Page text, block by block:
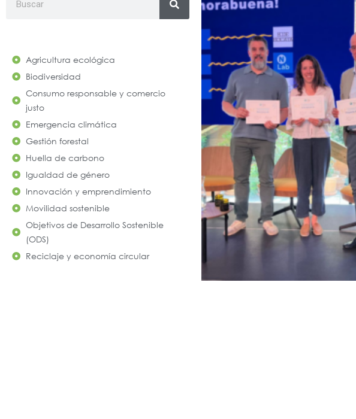
Agricultura ecológica
Biodiversidad
Consumo responsable y comercio
justo
Emergencia climática
Gestión forestal
Huella de carbono
Igualdad de género
Innovación y emprendimiento
Movilidad sostenible
Objetivos de Desarrollo Sostenible
(ODS)
Reciclaje y economía circular